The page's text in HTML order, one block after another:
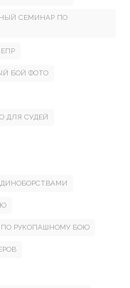
СЕМИНАР ПО
БОЙ ФОТО
ДЛЯ СУДЕЙ
ПО РУКОПАШНОМУ БОЮ